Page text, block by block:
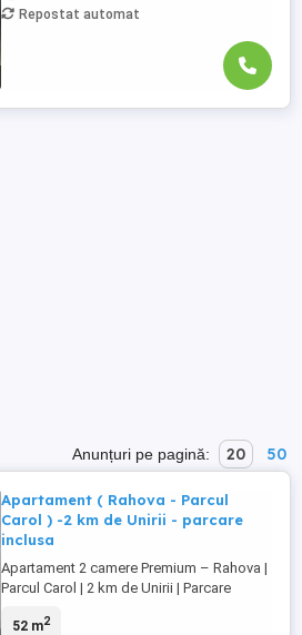
Repostat automat
Anunțuri pe pagină: 20 50
Apartament ( Rahova - Parcul
Carol ) -2 km de Unirii - parcare
inclusa
Apartament 2 camere Premium – Rahova |
Parcul Carol | 2 km de Unirii | Parcare
de Parcul Carol I, la doar 2 km de Piața
52 m2